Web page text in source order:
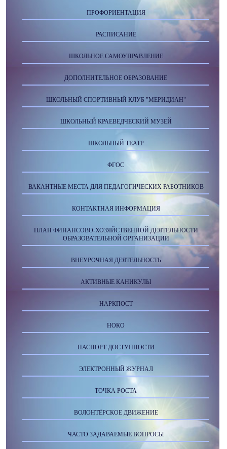
ПРОФОРИЕНТАЦИЯ
РАСПИСАНИЕ
ШКОЛЬНОЕ САМОУПРАВЛЕНИЕ
ДОПОЛНИТЕЛЬНОЕ ОБРАЗОВАНИЕ
ШКОЛЬНЫЙ СПОРТИВНЫЙ КЛУБ "МЕРИДИАН"
ШКОЛЬНЫЙ КРАЕВЕДЧЕСКИЙ МУЗЕЙ
ШКОЛЬНЫЙ ТЕАТР
ФГОС
ВАКАНТНЫЕ МЕСТА ДЛЯ ПЕДАГОГИЧЕСКИХ РАБОТНИКОВ
КОНТАКТНАЯ ИНФОРМАЦИЯ
ПЛАН ФИНАНСОВО-ХОЗЯЙСТВЕННОЙ ДЕЯТЕЛЬНОСТИ
ОБРАЗОВАТЕЛЬНОЙ ОРГАНИЗАЦИИ
ВНЕУРОЧНАЯ ДЕЯТЕЛЬНОСТЬ
АКТИВНЫЕ КАНИКУЛЫ
НАРКПОСТ
НОКО
ПАСПОРТ ДОСТУПНОСТИ
ЭЛЕКТРОННЫЙ ЖУРНАЛ
ТОЧКА РОСТА
ВОЛОНТЁРСКОЕ ДВИЖЕНИЕ
ЧАСТО ЗАДАВАЕМЫЕ ВОПРОСЫ